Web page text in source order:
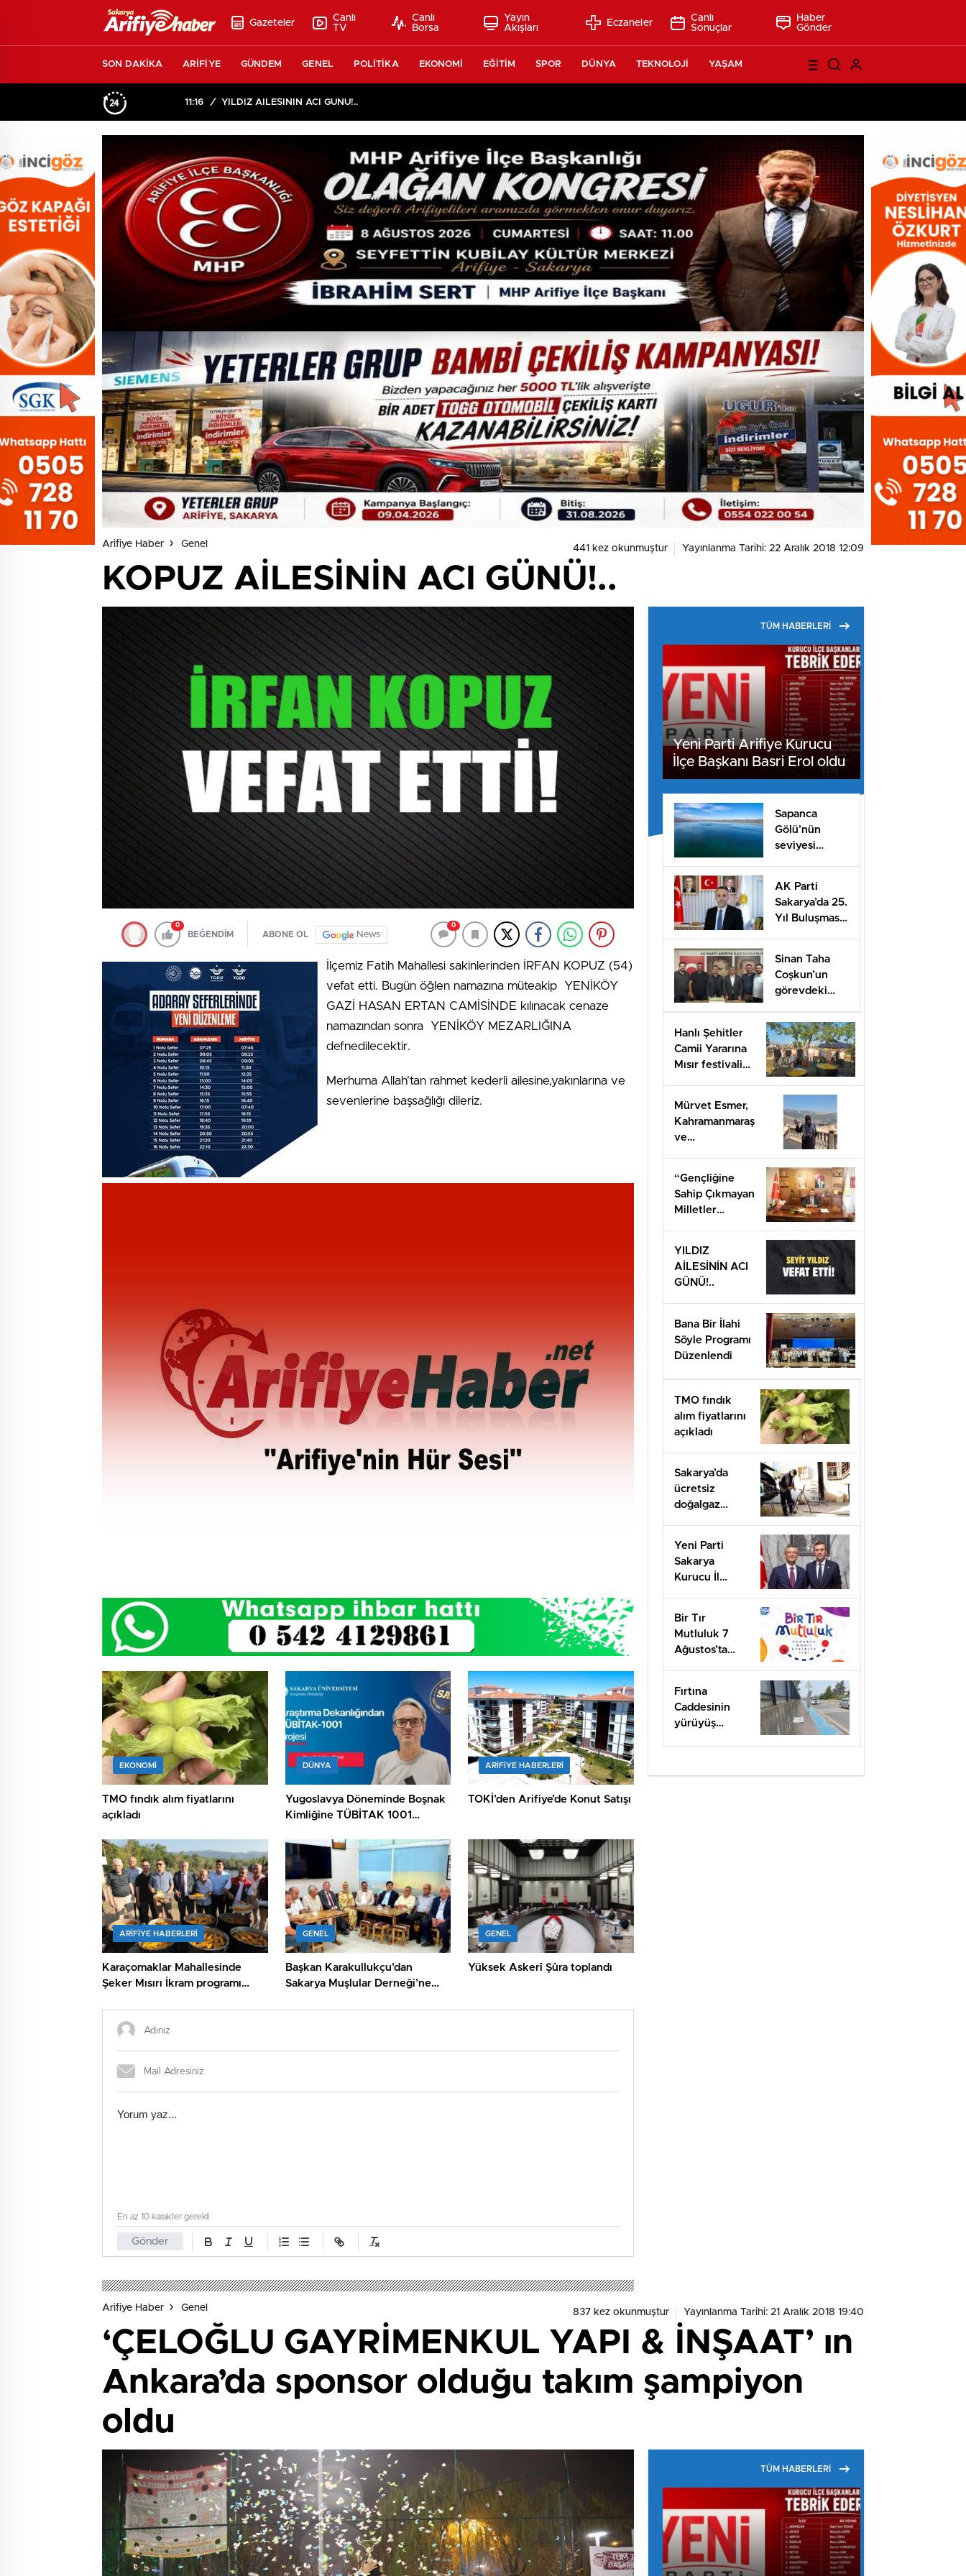
Gazeteler
Canlı
TV
Canlı
Borsa
Yayın
Akışları
Eczaneler
Canlı
Sonuçlar
Haber
Gönder
SON DAKİKA ARİFİYE GÜNDEM GENEL POLİTİKA EKONOMİ EĞİTİM SPOR DÜNYA TEKNOLOJİ YAŞAM
11:16 / YILDIZ AİLESİNİN ACI GÜNÜ!..
Arifiye Haber Genel 441 kez okunmuştur Yayınlanma Tarihi: 22 Aralık 2018 12:09
KOPUZ AİLESİNİN ACI GÜNÜ!..
0
BEĞENDİM ABONE OL News
0
İlçemiz Fatih Mahallesi sakinlerinden İRFAN KOPUZ (54)
vefat etti. Bugün öğlen namazına müteakip YENİKÖY
GAZİ HASAN ERTAN CAMİSİNDE kılınacak cenaze
namazından sonra YENİKÖY MEZARLIĞINA
defnedilecektir.
Merhuma Allah’tan rahmet kederli ailesine,yakınlarına ve
sevenlerine başsağlığı dileriz.
EKONOMİ
TMO fındık alım fiyatlarını
açıkladı
DÜNYA
Yugoslavya Döneminde Boşnak
Kimliğine TÜBİTAK 1001
ARIFIYE HABERLERI
TOKİ’den Arifiye’de Konut Satışı
ARIFIYE HABERLERI
Karaçomaklar Mahallesinde
Şeker Mısırı İkram programı
GENEL
Başkan Karakullukçu’dan
Sakarya Muşlular Derneği’ne
GENEL
Yüksek Askerî Şûra toplandı
Gönder
En az 10 karakter gerekli
TÜM HABERLERİ
Yeni Parti Arifiye Kurucu
İlçe Başkanı Basri Erol oldu
Sapanca
Gölü’nün
seviyesi
üzerinde
AK Parti
Sakarya’da 25.
Yıl Buluşması
Sinan Taha
Coşkun’un
görevdeki
kutlandı.
Hanlı Şehitler
Camii Yararına
Mısır festivali
Mürvet Esmer,
Kahramanmaraş
ve
mesaj
gönderdi.
“Gençliğine
Sahip Çıkmayan
Milletler
YILDIZ
AİLESİNİN ACI
GÜNÜ!..
Bana Bir İlahi
Söyle Programı
Düzenlendi
TMO fındık
alım fiyatlarını
açıkladı
Sakarya’da
ücretsiz
doğalgaz
başladı
Yeni Parti
Sakarya
Kurucu İl
Bir Tır
Mutluluk 7
Ağustos’ta
Fırtına
Caddesinin
yürüyüş
Arifiye Haber Genel 837 kez okunmuştur Yayınlanma Tarihi: 21 Aralık 2018 19:40
‘ÇELOĞLU GAYRİMENKUL YAPI & İNŞAAT’ ın
Ankara’da sponsor olduğu takım şampiyon
oldu
TÜM HABERLERİ